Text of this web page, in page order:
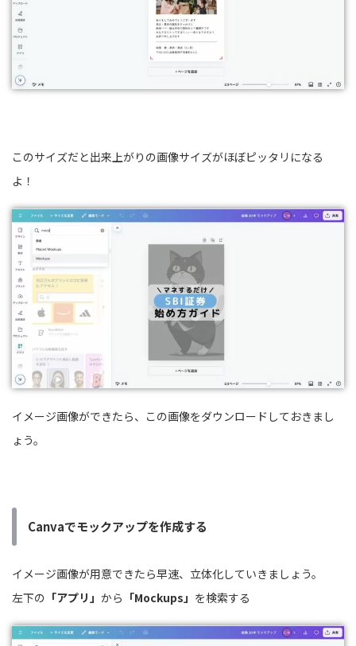
このサイズだと出来上がりの画像サイズがほぼピッタリになる
よ！
イメージ画像ができたら、この画像をダウンロードしておきまし
ょう。
Canvaでモックアップを作成する
イメージ画像が用意できたら早速、立体化していきましょう。
左下の 「アプリ」 から 「Mockups」 を検索する